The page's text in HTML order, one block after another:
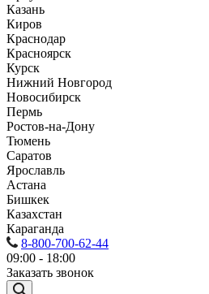
Казань
Киров
Краснодар
Красноярск
Курск
Нижний Новгород
Новосибирск
Пермь
Ростов-на-Дону
Тюмень
Саратов
Ярославль
Астана
Бишкек
Казахстан
Караганда
8-800-700-62-44
09:00 - 18:00
Заказать звонок